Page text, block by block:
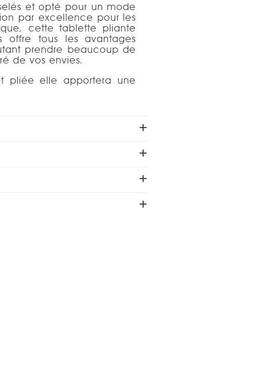
et opté pour un mode
par excellence pour les
cette tablette pliante
offre tous les avantages
prendre beaucoup de
de vos envies.
pliée elle apportera une